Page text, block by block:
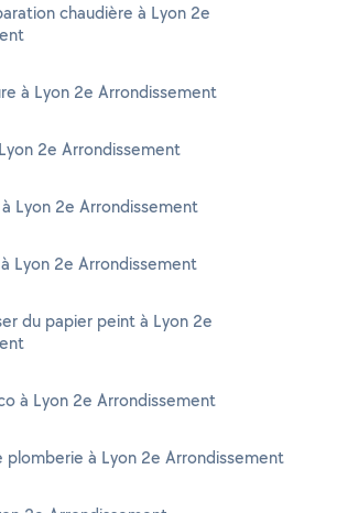
chaudière à Lyon 2e
à Lyon 2e Arrondissement
2e Arrondissement
Lyon 2e Arrondissement
Lyon 2e Arrondissement
du papier peint à Lyon 2e
à Lyon 2e Arrondissement
plomberie à Lyon 2e Arrondissement